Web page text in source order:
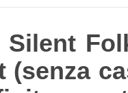
Silent